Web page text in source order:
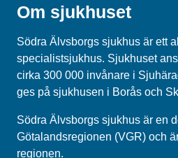
Om sjukhuset
Södra Älvsborgs sjukhus är ett
specialistsjukhus. Sjukhuset
cirka 300 000 invånare i
ges på sjukhusen i Borås och
Södra Älvsborgs sjukhus är en
Götalandsregionen (VGR) och
regionen.